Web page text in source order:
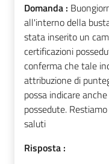
Domanda :
all'interno della
stata inserito un
certificazioni
conferma che tale
attribuzione di
possa indicare
possedute.
saluti
Risposta :